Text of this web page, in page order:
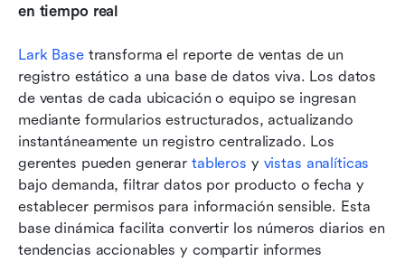
en tiempo real
Lark Base transforma el reporte de ventas de un
registro estático a una base de datos viva. Los datos
de ventas de cada ubicación o equipo se ingresan
mediante formularios estructurados, actualizando
instantáneamente un registro centralizado. Los
gerentes pueden generar tableros y vistas analíticas
bajo demanda, filtrar datos por producto o fecha y
establecer permisos para información sensible. Esta
base dinámica facilita convertir los números diarios en
tendencias accionables y compartir informes